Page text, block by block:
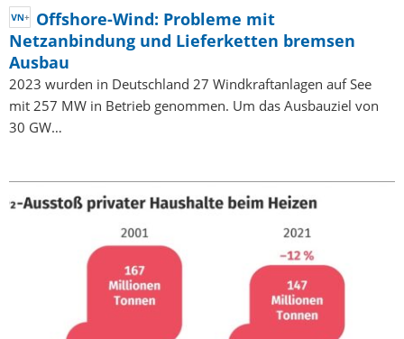
Offshore-Wind: Probleme mit
Netzanbindung und Lieferketten bremsen
Ausbau
2023 wurden in Deutschland 27 Windkraftanlagen auf See
mit 257 MW in Betrieb genommen. Um das Ausbauziel von
30 GW…